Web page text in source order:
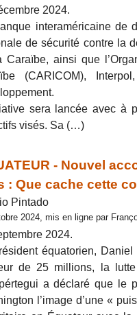
2024.
interaméricaine de
de sécurité contre la
Caraïbe, ainsi que
(CARICOM),
sera lancée avec à
visés. Sa (…)
- Nouvel
: Que cache cette
Pintado
2024, mis en ligne par
2024.
équatorien,
de 25 millions, la
a déclaré que le
l’image d’une «